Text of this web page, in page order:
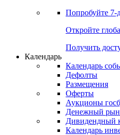
Попробуйте 7-
Откройте
Получить
Календарь
Календарь
Дефолты
Размещения
Оферты
Аукционы
Денежный
Дивидендный
Календарь